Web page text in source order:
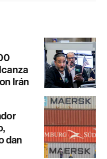
Irán
dan